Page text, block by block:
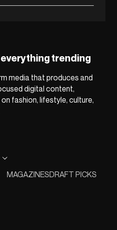
trending
media that produces and
digital content,
fashion, lifestyle, culture,
MAGAZINESDRAFT PICKS